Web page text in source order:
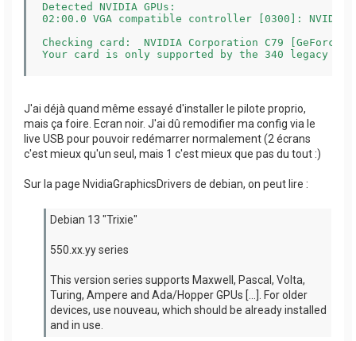
Detected NVIDIA GPUs:
02:00.0 VGA compatible controller [0300]: NVIDIA
Checking card:  NVIDIA Corporation C79 [GeForce
Your card is only supported by the 340 legacy
J'ai déjà quand même essayé d'installer le pilote proprio,
mais ça foire. Ecran noir. J'ai dû remodifier ma config via le
live USB pour pouvoir redémarrer normalement (2 écrans
c'est mieux qu'un seul, mais 1 c'est mieux que pas du tout :)
Sur la page NvidiaGraphicsDrivers de debian, on peut lire :
Debian 13 "Trixie"
550.xx.yy series
This version series supports Maxwell, Pascal, Volta,
Turing, Ampere and Ada/Hopper GPUs [...]. For older
devices, use nouveau, which should be already installed
and in use.